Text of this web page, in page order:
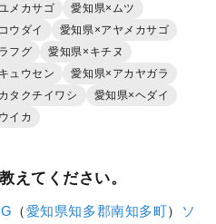
メカサゴ
愛知県×ムツ
ウダイ
愛知県×アヤメカサゴ
フグ
愛知県×キチヌ
ュウセン
愛知県×アカヤガラ
タクチイワシ
愛知県×ヘダイ
イカ
えてください。
（愛知県知多郡南知多町）
ソ